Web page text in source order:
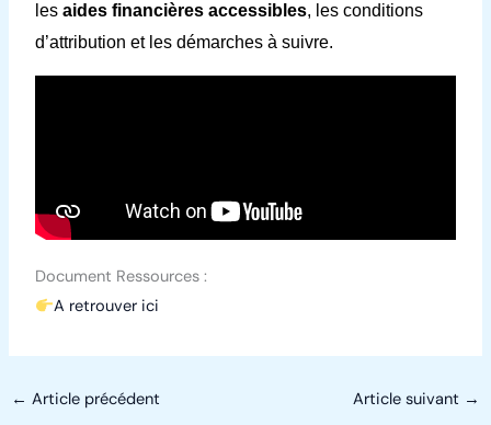
les aides financières accessibles, les conditions
d’attribution et les démarches à suivre.
Document Ressources :
A retrouver ici
← Article précédent Article suivant →